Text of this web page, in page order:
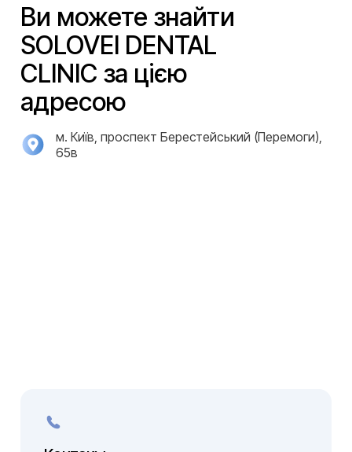
Ви можете знайти
SOLOVEI DENTAL
CLINIC за цією
адресою
м. Київ, проспект Берестейський (Перемоги),
65в